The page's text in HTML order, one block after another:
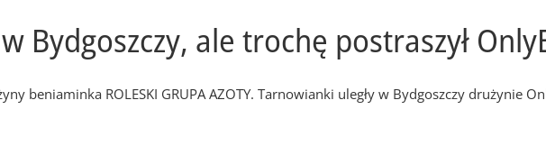
Bydgoszczy, ale trochę postraszył
beniaminka ROLESKI GRUPA AZOTY. Tarnowianki uległy w Bydgoszczy drużynie